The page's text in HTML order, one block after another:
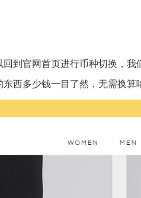
到官网首页进行币种切换，
西多少钱一目了然，无需换算